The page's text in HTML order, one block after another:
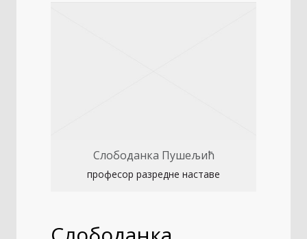
Слободанка Пушељић
професор разредне наставе